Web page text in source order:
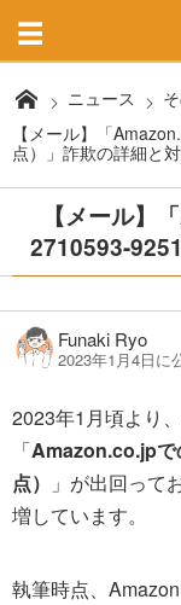
ニュース
【メール】「
点）」詐欺の詳細と
【メール】
2710593-
Funaki Ryo
2023年1月4日に
2023年1月頃より
「Amazon.co.jpで
点）
」が出回って
増しています。
執筆時点、